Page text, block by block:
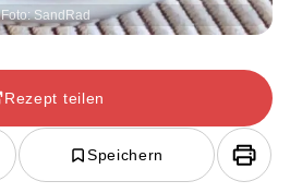
Foto: SandRad
Rezept teilen
Speichern